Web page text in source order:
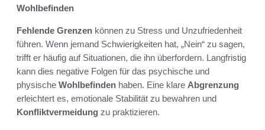
Wohlbefinden
Fehlende Grenzen können zu Stress und Unzufriedenheit
führen. Wenn jemand Schwierigkeiten hat, „Nein“ zu sagen,
trifft er häufig auf Situationen, die ihn überfordern. Langfristig
kann dies negative Folgen für das psychische und
physische Wohlbefinden haben. Eine klare Abgrenzung
erleichtert es, emotionale Stabilität zu bewahren und
Konfliktvermeidung zu praktizieren.